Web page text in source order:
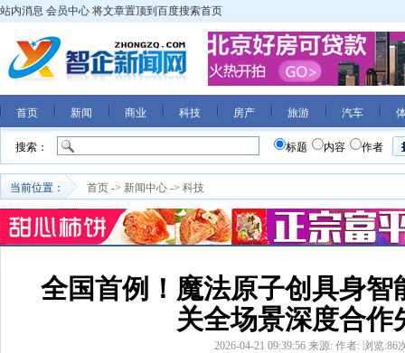
站内消息 会员中心 将文章置顶到百度搜索首页
首页 新闻 商业 科技 房产 旅游 汽车
搜索： 标题 内容 作者
当前位置： 首页 -> 新闻中心 -> 科技
全国首例！魔法原子创具身智
关全场景深度合作
2026-04-21 09:39:56 来源: 作者: 浏览:86